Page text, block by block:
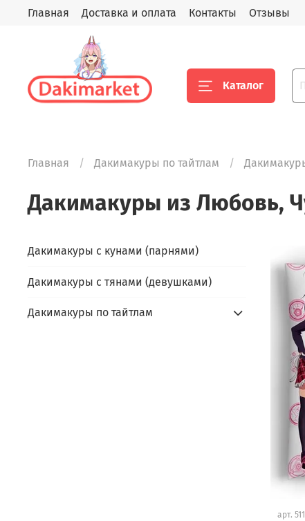
Главная Доставка и оплата Контакты Отзывы
Каталог
Главная Дакимакуры по тайтлам
Дакимакуры из Любовь,
арт.
Дакимакуры с кунами (парнями)
Дакимакуры с тянами (девушками)
Дакимакуры по тайтлам